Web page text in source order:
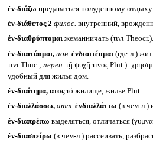
ἐν-διάζω предаваться полуденному отдыху
ἐν-διάθετος 2 филос. внутренний,
ἐν-διαθρύπτομαι жеманничать (τινι Theocr.).
ἐν-διαιτάομαι, ион. ἐνδιαιτέομαι (где-л.)
τινι Thuc.; перен. τῇ ψυχῇ τινος Plut.):
удобный для жилья дом.
ἐν-διαίτημα, ατοςτό жилище, жилье Plut.
ἐν-διαλλάσσω, атт. ἐνδιαλλάττω (в чем-л.)
ἐν-διαπρέπω выделяться, отличаться
ἐν-διασπείρω (в чем-л.) рассеивать,